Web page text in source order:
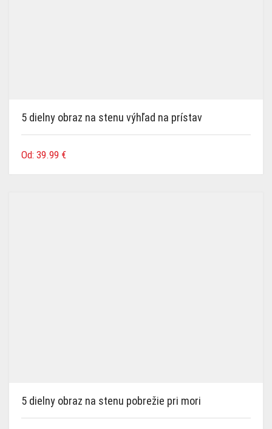
5 dielny obraz na stenu výhľad na prístav
Od: 39.99 €
5 dielny obraz na stenu pobrežie pri mori